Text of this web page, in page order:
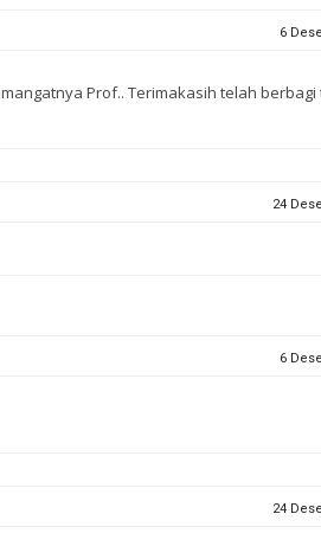
6
Prof.. Terimakasih telah berbagi
24
6
24